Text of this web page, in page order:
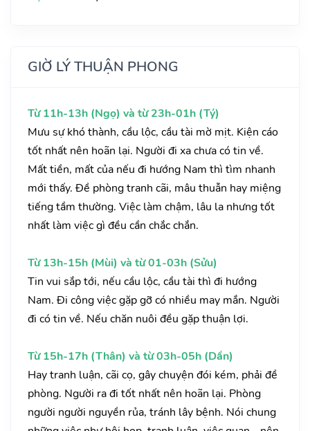
GIỜ LÝ THUẬN PHONG
Từ 11h-13h (Ngọ) và từ 23h-01h (Tý)
Mưu sự khó thành, cầu lộc, cầu tài mờ mịt. Kiện cáo
tốt nhất nên hoãn lại. Người đi xa chưa có tin về.
Mất tiền, mất của nếu đi hướng Nam thì tìm nhanh
mới thấy. Đề phòng tranh cãi, mâu thuẫn hay miệng
tiếng tầm thường. Việc làm chậm, lâu la nhưng tốt
nhất làm việc gì đều cần chắc chắn.
Từ 13h-15h (Mùi) và từ 01-03h (Sửu)
Tin vui sắp tới, nếu cầu lộc, cầu tài thì đi hướng
Nam. Đi công việc gặp gỡ có nhiều may mắn. Người
đi có tin về. Nếu chăn nuôi đều gặp thuận lợi.
Từ 15h-17h (Thân) và từ 03h-05h (Dần)
Hay tranh luận, cãi cọ, gây chuyện đói kém, phải đề
phòng. Người ra đi tốt nhất nên hoãn lại. Phòng
người người nguyền rủa, tránh lây bệnh. Nói chung